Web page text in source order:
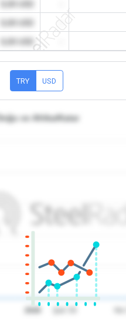
-
TRY USD
ve Afrika/Katar